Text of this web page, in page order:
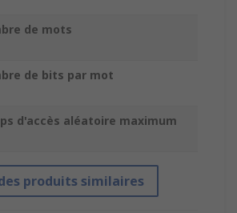
de mots
de bits par mot
d'accès aléatoire maximum
produits similaires